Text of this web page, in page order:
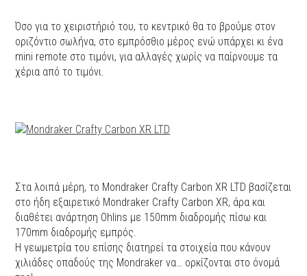
Όσο για το χειριστήριό του, το κεντρικό θα το βρούμε στον
οριζόντιο σωλήνα, στο εμπρόσθιο μέρος ενώ υπάρχει κι ένα
mini remote στο τιμόνι, για αλλαγές χωρίς να παίρνουμε τα
χέρια από το τιμόνι.
Στα λοιπά μέρη, το Mondraker Crafty Carbon XR LTD βασίζεται
στο ήδη εξαιρετικό Mondraker Crafty Carbon XR, άρα και
διαθέτει ανάρτηση Ohlins με 150mm διαδρομής πίσω και
170mm διαδρομής εμπρός.
Η γεωμετρία του επίσης διατηρεί τα στοιχεία που κάνουν
χιλιάδες οπαδούς της Mondraker να… ορκίζονται στο όνομά